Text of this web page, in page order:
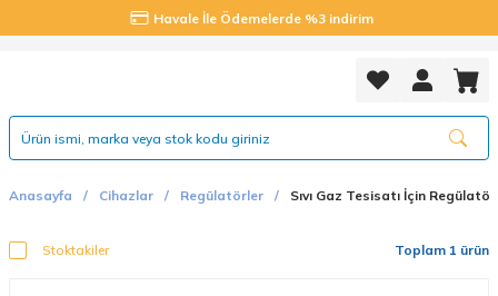
Havale İle Ödemelerde %3 indirim
Anasayfa Cihazlar Regülatörler Sıvı Gaz Tesisatı İçin
Stoktakiler Toplam 1 ürün